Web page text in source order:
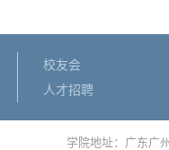
校友会
人才招聘
学院地址：广东广